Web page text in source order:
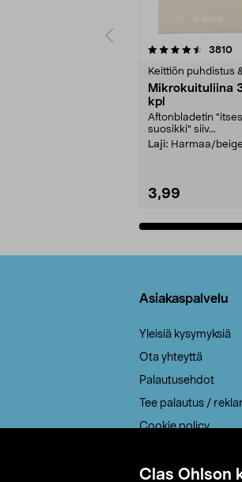
Clas Ohlson
3810
Keittiön puhdistus
Mikrokuituliina
kpl
Aftonbladetin
suosikki" siiv...
Laji: Harmaa/beige
3,99
Asiakaspalvelu
Yleisiä kysymyksiä
Ota yhteyttä
Palautusehdot
Tee palautus /
Cookie policy
Saavutettavuus